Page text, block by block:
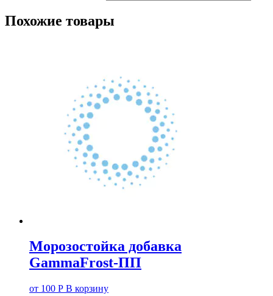
Похожие товары
Морозостойка добавка
GammaFrost-ПП
от 100 Р В корзину